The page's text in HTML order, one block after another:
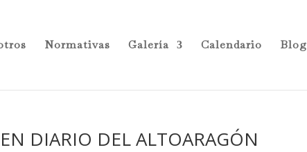
Normativas Galería Calendario Blog
DIARIO DEL ALTOARAGÓN